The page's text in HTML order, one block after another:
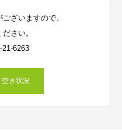
ざいますので、
さい。
21-6263
空き状況